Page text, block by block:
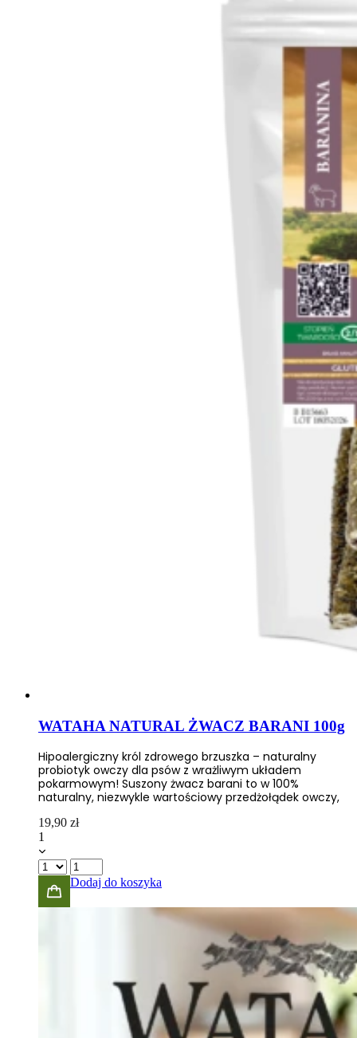
WATAHA NATURAL ŻWACZ BARANI 100g
Hipoalergiczny król zdrowego brzuszka – naturalny
probiotyk owczy dla psów z wrażliwym układem
pokarmowym! Suszony żwacz barani to w 100%
naturalny, niezwykle wartościowy przedżołądek owczy,
19,90 zł
1
Dodaj do koszyka